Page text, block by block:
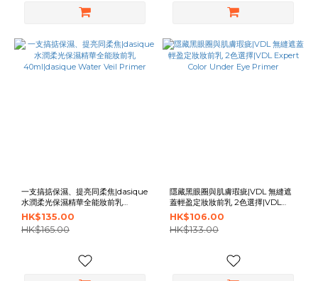
一支搞掂保濕、提亮同柔焦|dasique
水潤柔光保濕精華全能妝前乳
40ml|dasique Water Veil Primer
HK$135.00
HK$165.00
隱藏黑眼圈與肌膚瑕疵|VDL 無縫遮
蓋輕盈定妝妝前乳 2色選擇|VDL
Expert Color Under Eye Primer
HK$106.00
HK$133.00